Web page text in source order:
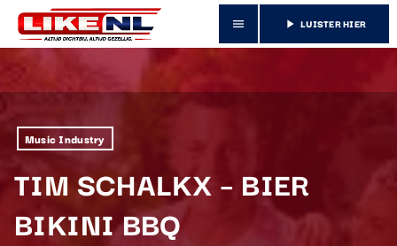
menu play_arrow LUISTER HIER
Music Industry
TIM SCHALKX – BIER
BIKINI BBQ